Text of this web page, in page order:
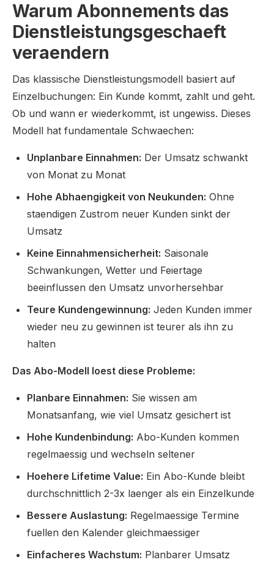
Warum Abonnements das
Dienstleistungsgeschaeft
veraendern
Das klassische Dienstleistungsmodell basiert auf
Einzelbuchungen: Ein Kunde kommt, zahlt und geht.
Ob und wann er wiederkommt, ist ungewiss. Dieses
Modell hat fundamentale Schwaechen:
Unplanbare Einnahmen: Der Umsatz schwankt
von Monat zu Monat
Hohe Abhaengigkeit von Neukunden: Ohne
staendigen Zustrom neuer Kunden sinkt der
Umsatz
Keine Einnahmensicherheit: Saisonale
Schwankungen, Wetter und Feiertage
beeinflussen den Umsatz unvorhersehbar
Teure Kundengewinnung: Jeden Kunden immer
wieder neu zu gewinnen ist teurer als ihn zu
halten
Das Abo-Modell loest diese Probleme:
Planbare Einnahmen: Sie wissen am
Monatsanfang, wie viel Umsatz gesichert ist
Hohe Kundenbindung: Abo-Kunden kommen
regelmaessig und wechseln seltener
Hoehere Lifetime Value: Ein Abo-Kunde bleibt
durchschnittlich 2-3x laenger als ein Einzelkunde
Bessere Auslastung: Regelmaessige Termine
fuellen den Kalender gleichmaessiger
Einfacheres Wachstum: Planbarer Umsatz